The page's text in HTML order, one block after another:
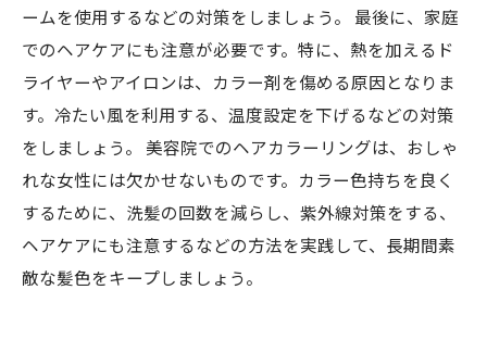
ームを使用するなどの対策をしましょう。 最後に、家庭
でのヘアケアにも注意が必要です。特に、熱を加えるド
ライヤーやアイロンは、カラー剤を傷める原因となりま
す。冷たい風を利用する、温度設定を下げるなどの対策
をしましょう。 美容院でのヘアカラーリングは、おしゃ
れな女性には欠かせないものです。カラー色持ちを良く
するために、洗髪の回数を減らし、紫外線対策をする、
ヘアケアにも注意するなどの方法を実践して、長期間素
敵な髪色をキープしましょう。